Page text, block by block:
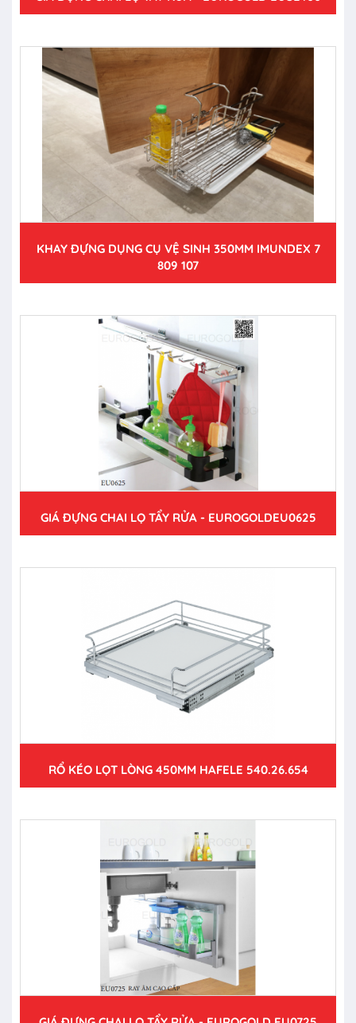
KHAY ĐỰNG DỤNG CỤ VỆ SINH 350MM IMUNDEX 7
809 107
GIÁ ĐỰNG CHAI LỌ TẨY RỬA - EUROGOLDEU0625
RỔ KÉO LỌT LÒNG 450MM HAFELE 540.26.654